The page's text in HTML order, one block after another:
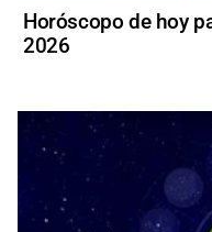
Horóscopo de hoy
2026